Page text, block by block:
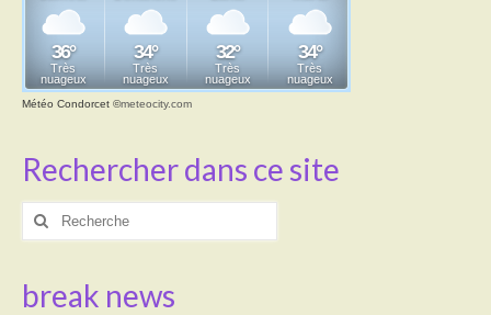
Météo Condorcet ©meteocity.com
Rechercher dans ce site
Rechercher
break news